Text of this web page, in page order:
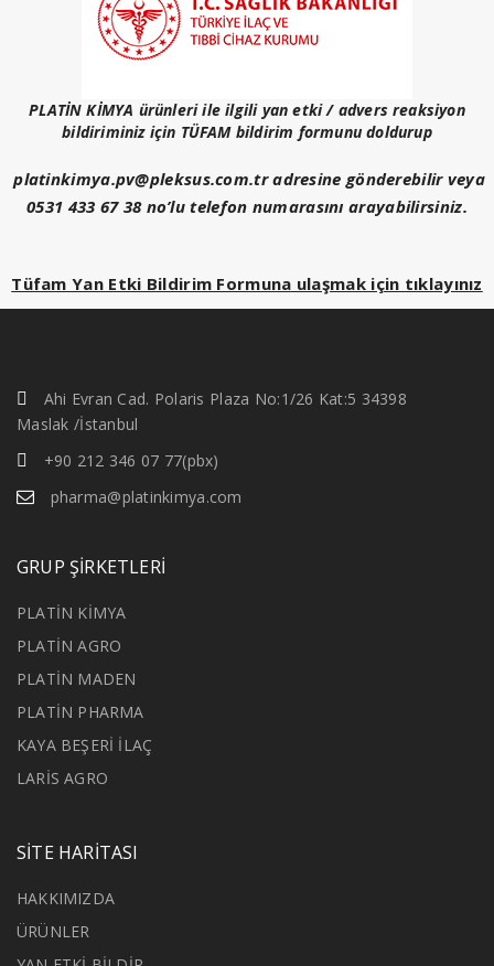
PLATİN KİMYA ürünleri ile ilgili yan etki / advers reaksiyon
bildiriminiz için TÜFAM bildirim formunu doldurup
platinkimya.pv@pleksus.com.tr adresine gönderebilir veya
0531 433 67 38 no’lu telefon numarasını arayabilirsiniz.
Tüfam Yan Etki Bildirim Formuna ulaşmak için tıklayınız
Ahi Evran Cad. Polaris Plaza No:1/26 Kat:5 34398
Maslak /İstanbul
+90 212 346 07 77(pbx)
pharma@platinkimya.com
GRUP ŞİRKETLERİ
PLATİN KİMYA
PLATİN AGRO
PLATİN MADEN
PLATİN PHARMA
KAYA BEŞERİ İLAÇ
LARİS AGRO
SİTE HARİTASI
HAKKIMIZDA
ÜRÜNLER